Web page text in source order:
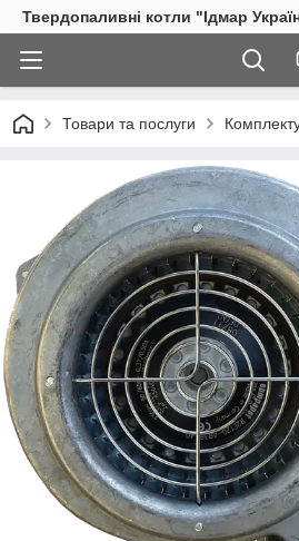
Твердопаливні котли "Ідмар
Товари та послуги